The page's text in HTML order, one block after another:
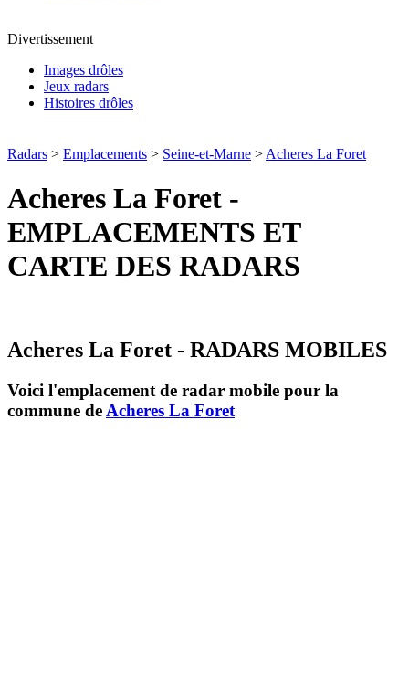
Divertissement
Images drôles
Jeux radars
Histoires drôles
Radars > Emplacements > Seine-et-Marne > Acheres La Foret
Acheres La Foret -
EMPLACEMENTS ET
CARTE DES RADARS
Acheres La Foret - RADARS MOBILES
Voici l'emplacement de radar mobile pour la
commune de Acheres La Foret